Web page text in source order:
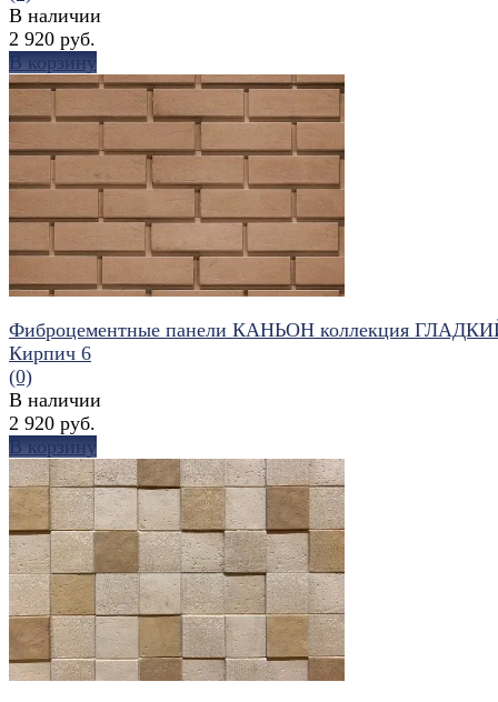
избранное сравнить
В наличии
2 920 руб.
В корзину
избранное сравнить
Фиброцементные панели КАНЬОН коллекция
Кирпич 6
(0)
В наличии
2 920 руб.
В корзину